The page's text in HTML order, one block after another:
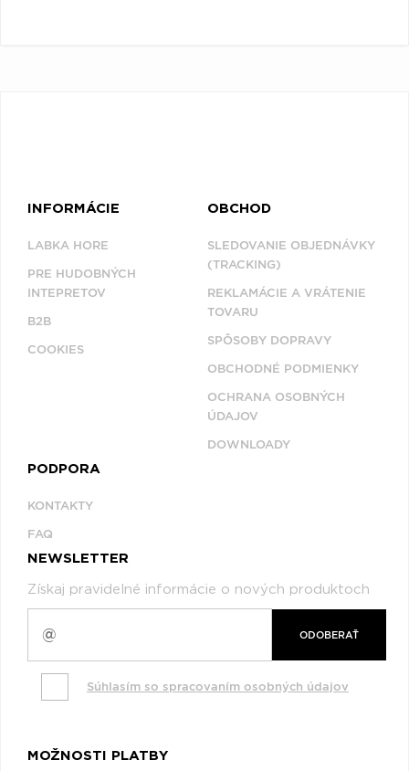
INFORMÁCIE
LABKA HORE
PRE HUDOBNÝCH
INTEPRETOV
B2B
COOKIES
OBCHOD
SLEDOVANIE OBJEDNÁVKY
(TRACKING)
REKLAMÁCIE A VRÁTENIE
TOVARU
SPÔSOBY DOPRAVY
OBCHODNÉ PODMIENKY
OCHRANA OSOBNÝCH
ÚDAJOV
DOWNLOADY
PODPORA
KONTAKTY
FAQ
NEWSLETTER
Získaj pravidelné informácie o nových produktoch
ODOBERAŤ
Súhlasím so spracovaním osobných údajov
MOŽNOSTI PLATBY